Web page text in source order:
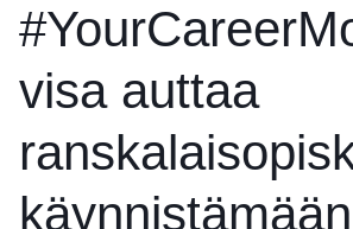
visa auttaa
käynnistämään